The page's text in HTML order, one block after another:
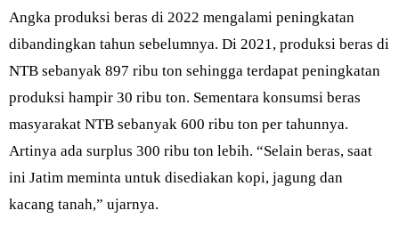
Angka produksi beras di 2022 mengalami peningkatan
dibandingkan tahun sebelumnya. Di 2021, produksi beras di
NTB sebanyak 897 ribu ton sehingga terdapat peningkatan
produksi hampir 30 ribu ton. Sementara konsumsi beras
masyarakat NTB sebanyak 600 ribu ton per tahunnya.
Artinya ada surplus 300 ribu ton lebih. “Selain beras, saat
ini Jatim meminta untuk disediakan kopi, jagung dan
kacang tanah,” ujarnya.